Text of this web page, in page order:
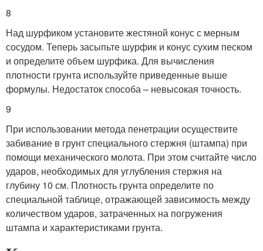
8
Над шурфиком установите жестяной конус с мерным
сосудом. Теперь засыпьте шурфик и конус сухим песком
и определите объем шурфика. Для вычисления
плотности грунта используйте приведенные выше
формулы. Недостаток способа – невысокая точность.
9
При использовании метода пенетрации осуществите
забивание в грунт специального стержня (штампа) при
помощи механического молота. При этом считайте число
ударов, необходимых для углубления стержня на
глубину 10 см. Плотность грунта определите по
специальной таблице, отражающей зависимость между
количеством ударов, затраченных на погружения
штампа и характеристиками грунта.